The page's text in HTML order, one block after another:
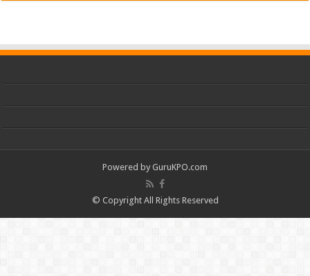
Powered by GuruKPO.com
© Copyright All Rights Reserved